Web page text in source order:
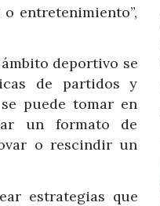
entretenimiento”,
deportivo se
de partidos y
puede tomar en
un formato de
o rescindir un
estrategias que